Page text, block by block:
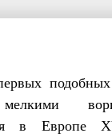
в Европе